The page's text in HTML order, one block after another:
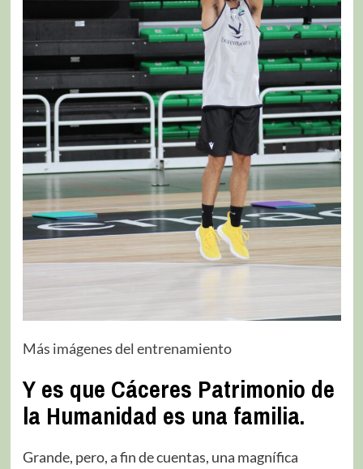
Más imágenes del entrenamiento
Y es que Cáceres Patrimonio de
la Humanidad es una familia.
Grande, pero, a fin de cuentas, una magnífica